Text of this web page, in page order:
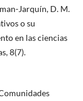
Jarquín, D. M.
o su
en las ciencias
8(7).